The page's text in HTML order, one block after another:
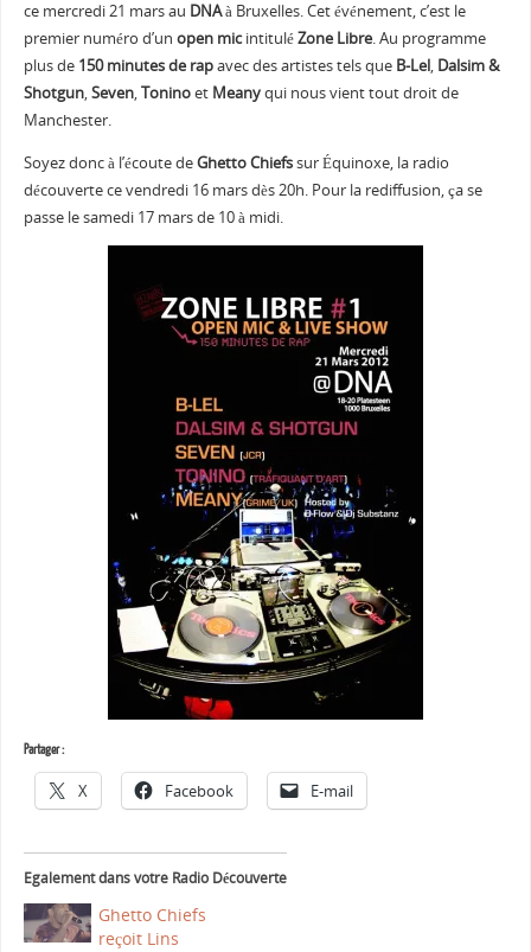
ce mercredi 21 mars au DNAà Bruxelles. Cet événement, c’est le
premier numéro d’un open micintituléZone Libre. Au programme
plus de150 minutes de rapavec des artistes tels que B-Lel, Dalsim&
Shotgun,Seven,Toninoet Meanyqui nous vient tout droit de
Manchester.
Soyez donc à l’écoute deGhetto Chiefssur Équinoxe, la radio
découverte ce vendredi 16 mars dès 20h. Pour la rediffusion, ça se
passe le samedi 17 mars de 10 à midi.
Partager :
X Facebook E-mail
Egalement dans votre Radio Découverte
Ghetto Chiefs
reçoit Lins